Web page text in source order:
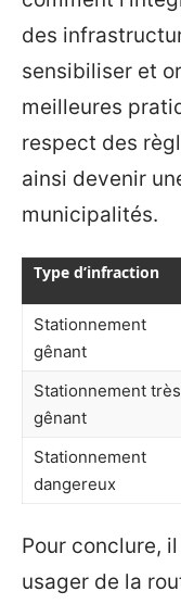
des
sensibiliser et
meilleures
respect des
ainsi devenir
municipalités.
Type d’infraction
Stationnement
gênant
Stationnement très
gênant
Stationnement
dangereux
Pour conclure,
usager de la